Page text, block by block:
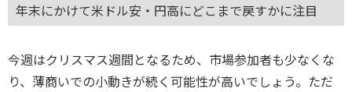
年末にかけて米ドル安・円高にどこまで戻すかに注目
今週はクリスマス週間となるため、市場参加者も少なくな
り、薄商いでの小動きが続く可能性が高いでしょう。ただ